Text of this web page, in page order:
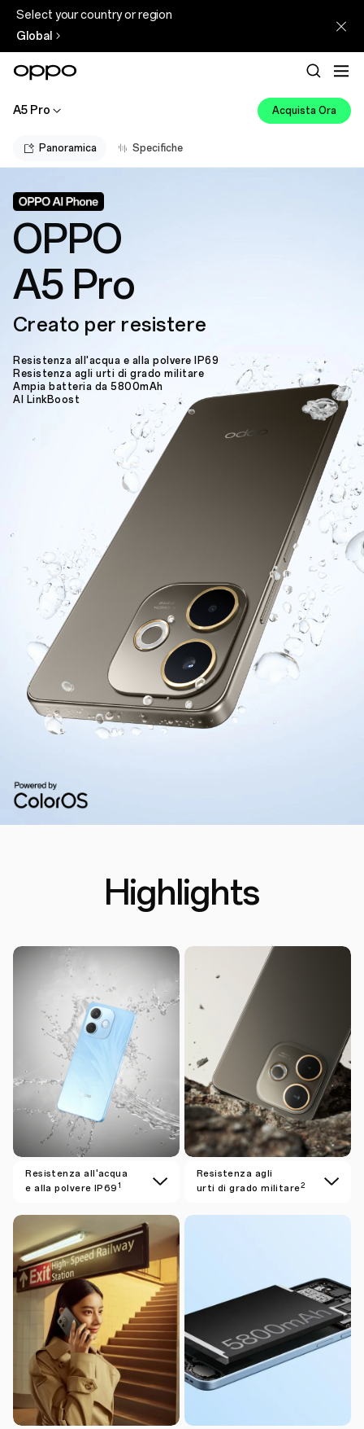
Select your country or region
Global
A5 Pro Acquista Ora
Panoramica Specifiche
OPPO
A5 Pro
Creato per resistere
Resistenza all'acqua e alla polvere IP69
Resistenza agli urti di grado militare
Ampia batteria da 5800mAh
AI LinkBoost
Highlights
Resistenza all'acqua
e alla polvere IP69 1
Resistenza agli
urti di grado militare2